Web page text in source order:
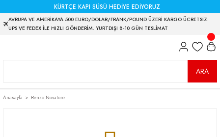
KÜRTÇE KAPI SÜSÜ HEDİYE EDİYORUZ
AVRUPA VE AMERİKAYA 500 EURO/DOLAR/FRANK/POUND ÜZERİ KARGO ÜCRETSİZ.
UPS VE FEDEX İLE HIZLI GÖNDERİM. YURTDIŞI 8-10 GÜN TESLİMAT
ARA
Anasayfa Renzo Novatore